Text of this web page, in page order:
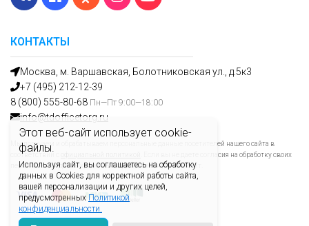
Этот веб-сайт использует cookie-
файлы.
Используя сайт, вы соглашаетесь на обработку
данных в Cookies для корректной работы сайта,
вашей персонализации и других целей,
предусмотренных Политикой
конфиденциальности.
КОНТАКТЫ
Москва, м. Варшавская, Болотниковская ул., д.5к3
+7 (495) 212-12-39
8 (800) 555-80-68 Пн—Пт 9:00—18:00
info@tdofficetorg.ru
Мы получаем и обрабатываем персональные данные посетителей нашего сайта в
соответствии с
. Если вы не даете согласия на обработку своих
персональных данных, вам необходимо покинуть наш сайт.